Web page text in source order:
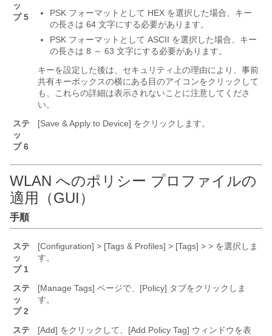
ッ
プ 5
PSK フォーマットとして HEX を選択した場合、キー
の長さは 64 文字にする必要があります。
PSK フォーマットとして ASCII を選択した場合、キー
の長さは 8 ～ 63 文字にする必要があります。
キーを設定した後は、セキュリティ上の理由により、事前
共有キーボックスの横にある目のアイコンをクリックして
も、これらの詳細は表示されないことに注意してくださ
い。
ステ
ッ
プ 6
[Save & Apply to Device] をクリックします。
WLAN へのポリシー プロファイルの
適用（GUI）
手順
ステ
ッ
プ 1
[Configuration] > [Tags & Profiles] > [Tags] > > を選択しま
す。
ステ
ッ
プ 2
[Manage Tags] ページで、[Policy] タブをクリックしま
す。
ステ
[Add] をクリックして、[Add Policy Tag] ウィンドウを表